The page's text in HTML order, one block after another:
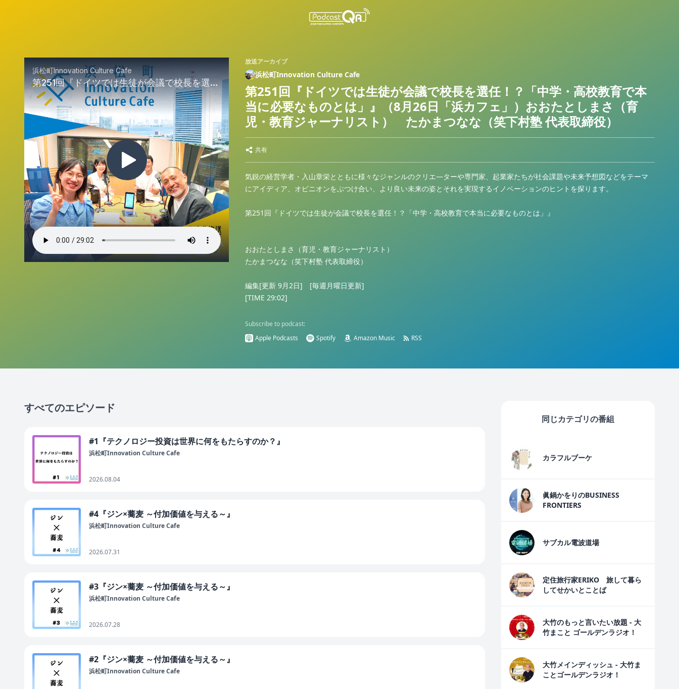
放送アーカイブ
浜松町Innovation Culture Cafe
第251回『ドイツでは生徒が会議で校長を選任！？「中学・高校教育で本
当に必要なものとは」』（8月26日「浜カフェ」）おおたとしまさ（育
児・教育ジャーナリスト） たかまつなな（笑下村塾 代表取締役）
共有
気鋭の経営学者・入山章栄とともに様々なジャンルのクリエ―ターや専門家、起業家たちが社会課題や未来予想図などをテーマ
にアイディア、オピニオンをぶつけ合い、より良い未来の姿とそれを実現するイノベーションのヒントを探ります。
第251回『ドイツでは生徒が会議で校長を選任！？「中学・高校教育で本当に必要なものとは」』
おおたとしまさ（育児・教育ジャーナリスト）
たかまつなな（笑下村塾 代表取締役）
編集[更新 9月2日] [毎週月曜日更新]
[TIME 29:02]
Subscribe to podcast:
Apple Podcasts
Spotify Amazon Music RSS
すべてのエピソード
#1『テクノロジー投資は世界に何をもたらすのか？』
浜松町Innovation Culture Cafe
2026.08.04
#4『ジン×蕎麦 ～付加価値を与える～』
浜松町Innovation Culture Cafe
2026.07.31
#3『ジン×蕎麦 ～付加価値を与える～』
浜松町Innovation Culture Cafe
2026.07.28
#2『ジン×蕎麦 ～付加価値を与える～』
浜松町Innovation Culture Cafe
同じカテゴリの番組
カラフルブーケ
眞鍋かをりのBUSINESS
FRONTIERS
サブカル電波道場
定住旅行家ERIKO 旅して暮ら
してせかいとことば
大竹のもっと言いたい放題 - 大
竹まこと ゴールデンラジオ！
大竹メインディッシュ - 大竹ま
ことゴールデンラジオ！